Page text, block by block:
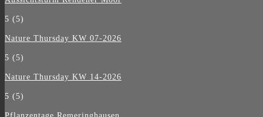
5 (5)
Nature Thursday KW 07-2026
5 (5)
Nature Thursday KW 14-2026
5 (5)